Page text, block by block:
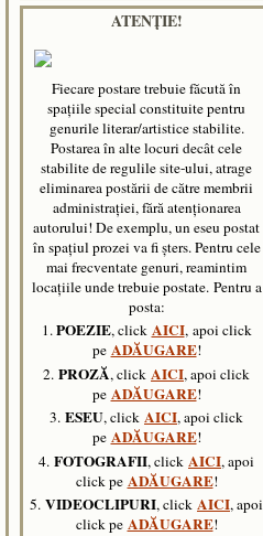
ATENȚIE!
Fiecare postare trebuie făcută în
spaţiile special constituite pentru
genurile literar/artistice stabilite.
Postarea în alte locuri decât cele
stabilite de regulile site-ului, atrage
eliminarea postării de către membrii
administraţiei, fără atenţionarea
autorului! De exemplu, un eseu postat
în spațiul prozei va fi șters. Pentru cele
mai frecventate genuri, reamintim
locațiile unde trebuie postate. Pentru a
posta:
1.POEZIE, click AICI, apoi click
pe ADĂUGARE!
2. PROZĂ, click AICI, apoi click
pe ADĂUGARE!
3. ESEU, click AICI, apoi click
pe ADĂUGARE!
4. FOTOGRAFII, click AICI, apoi
click pe ADĂUGARE!
5. VIDEOCLIPURI, click AICI,apoi
click pe ADĂUGARE!